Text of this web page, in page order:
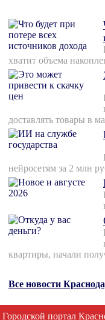
хватит объема
доставлять товары в
нейросетям за 2 млн
квартиры, начали
Все новости
Городской портал